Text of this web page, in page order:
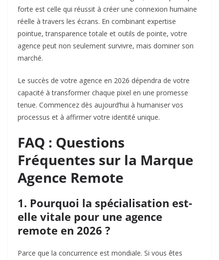
forte est celle qui réussit à créer une connexion humaine
réelle à travers les écrans. En combinant expertise
pointue, transparence totale et outils de pointe, votre
agence peut non seulement survivre, mais dominer son
marché.
Le succès de votre agence en 2026 dépendra de votre
capacité à transformer chaque pixel en une promesse
tenue. Commencez dès aujourd’hui à humaniser vos
processus et à affirmer votre identité unique.
FAQ : Questions
Fréquentes sur la Marque
Agence Remote
1. Pourquoi la spécialisation est-
elle vitale pour une agence
remote en 2026 ?
Parce que la concurrence est mondiale. Si vous êtes